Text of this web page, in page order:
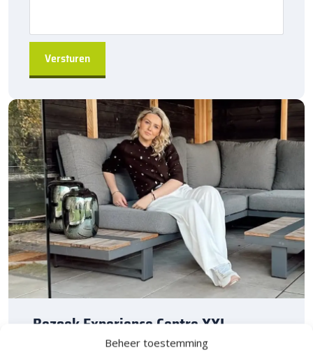
Beheer toestemming
slecht weer goed zichtbaar is.
Toepassing:
voor het afscheiden van rijbanen en zorgt voor een veilige
verkeersgeleiding langs drukke wegen. Deze
Rijkswaterstaat-
banden zijn geschikt voor gebruik in diverse wegprojecten waar
een robuuste en duurzame afscheiding nodig is.
Bestellen viasierbestratingsmarkt.com:
Bestel eenvoudig de
Kijlstra RWS-band 13/25×20 bocht r=10
inwendigbijsierbestratingsmarkt.com
voor snelle levering
en betrouwbare kwaliteit. Wij bieden je een uitstekende service
en een snelle uitvoering van je bestelling!
Heb je vragen of meer informatie nodig? Neem gerust contact
Bezoek Experience Centre XXL